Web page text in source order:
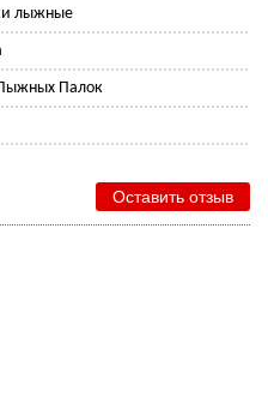
лыжные
Палок
Оставить отзыв